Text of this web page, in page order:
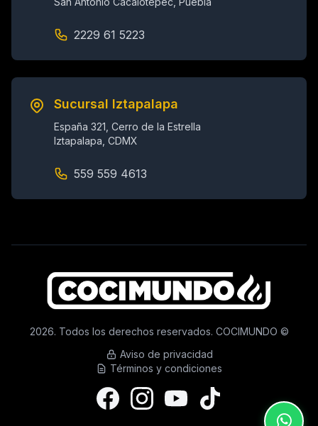
2229 61 5223
Sucursal Iztapalapa
España 321, Cerro de la Estrella
Iztapalapa, CDMX
559 559 4613
2026. Todos los derechos reservados. COCIMUNDO ©
Aviso de privacidad
Términos y condiciones